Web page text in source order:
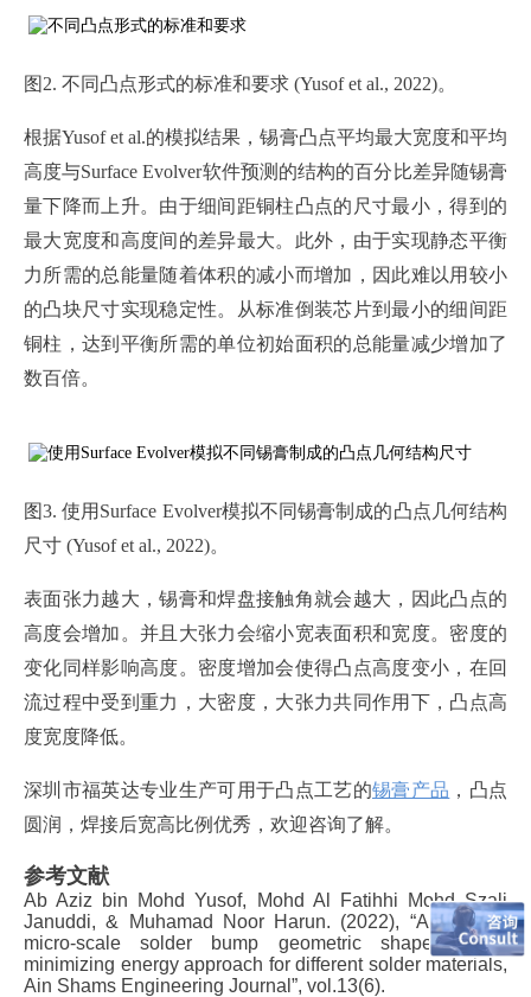
图2. 不同凸点形式的标准和要求 (Yusof et al., 2022)。
根据Yusof et al.的模拟结果，锡膏凸点平均最大宽度和平均
高度与Surface Evolver软件预测的结构的百分比差异随锡膏
量下降而上升。由于细间距铜柱凸点的尺寸最小，得到的
最大宽度和高度间的差异最大。此外，由于实现静态平衡
力所需的总能量随着体积的减小而增加，因此难以用较小
的凸块尺寸实现稳定性。从标准倒装芯片到最小的细间距
铜柱，达到平衡所需的单位初始面积的总能量减少增加了
数百倍。
图3. 使用Surface Evolver模拟不同锡膏制成的凸点几何结构
尺寸 (Yusof et al., 2022)。
表面张力越大，锡膏和焊盘接触角就会越大，因此凸点的
高度会增加。并且大张力会缩小宽表面积和宽度。密度的
变化同样影响高度。密度增加会使得凸点高度变小，在回
流过程中受到重力，大密度，大张力共同作用下，凸点高
度宽度降低。
深圳市福英达专业生产可用于凸点工艺的锡膏产品 ，凸点
圆润，焊接后宽高比例优秀，欢迎咨询了解。
参考文献
Ab Aziz bin Mohd Yusof, Mohd Al Fatihhi Mohd Szali
Januddi, & Muhamad Noor Harun. (2022), “A study of
micro-scale solder bump geometric shapes using
minimizing energy approach for different solder materials,
Ain Shams Engineering Journal”, vol.13(6).